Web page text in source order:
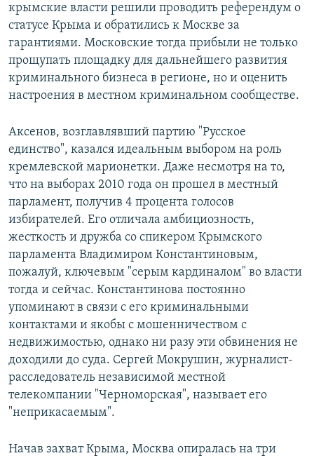
крымские власти решили проводить референдум о
статусе Крыма и обратились к Москве за
гарантиями. Московские тогда прибыли не только
прощупать площадку для дальнейшего развития
криминального бизнеса в регионе, но и оценить
настроения в местном криминальном сообществе.
Аксенов, возглавлявший партию "Русское
единство", казался идеальным выбором на роль
кремлевской марионетки. Даже несмотря на то,
что на выборах 2010 года он прошел в местный
парламент, получив 4 процента голосов
избирателей. Его отличала амбициозность,
жесткость и дружба со спикером Крымского
парламента Владимиром Константиновым,
пожалуй, ключевым "серым кардиналом" во власти
тогда и сейчас. Константинова постоянно
упоминают в связи с его криминальными
контактами и якобы с мошенничеством с
недвижимостью, однако ни разу эти обвинения не
доходили до суда. Сергей Мокрушин, журналист-
расследователь независимой местной
телекомпании "Черноморская", называет его
"неприкасаемым".
Начав захват Крыма, Москва опиралась на три